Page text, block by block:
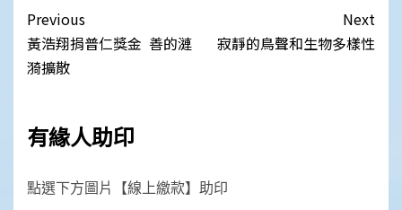
Post
navigation
Previous
黃浩翔捐普仁獎金 善的漣
漪擴散
Next
寂靜的鳥聲和生物多樣性
有緣人助印
點選下方圖片【線上繳款】助印